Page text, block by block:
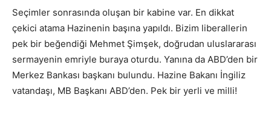
Seçimler sonrasında oluşan bir kabine var. En dikkat
çekici atama Hazinenin başına yapıldı. Bizim liberallerin
pek bir beğendiği Mehmet Şimşek, doğrudan uluslararası
sermayenin emriyle buraya oturdu. Yanına da ABD’den bir
Merkez Bankası başkanı bulundu. Hazine Bakanı İngiliz
vatandaşı, MB Başkanı ABD’den. Pek bir yerli ve milli!